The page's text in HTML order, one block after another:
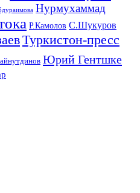
Нурмухаммад
Р.Камолов С.Шукуров
Туркистон-пресс
Юрий Гентшке